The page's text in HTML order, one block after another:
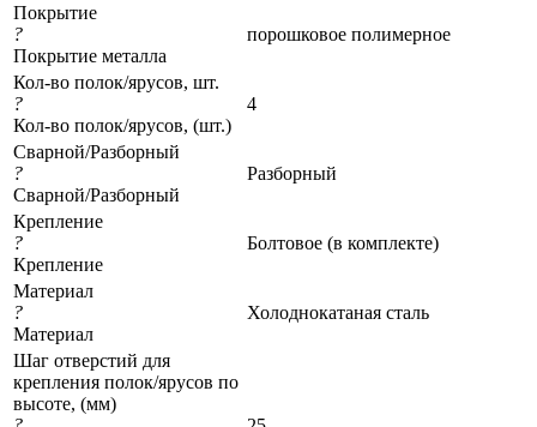
Покрытие
?
Покрытие металла
порошковое полимерное
Кол-во полок/ярусов, шт.
?
Кол-во полок/ярусов, (шт.)
4
Сварной/Разборный
?
Сварной/Разборный
Разборный
Крепление
?
Крепление
Болтовое (в комплекте)
Материал
?
Материал
Холоднокатаная сталь
Шаг отверстий для
крепления полок/ярусов по
высоте, (мм)